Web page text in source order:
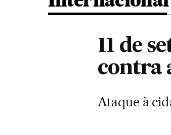
11 de
contra
Ataque à